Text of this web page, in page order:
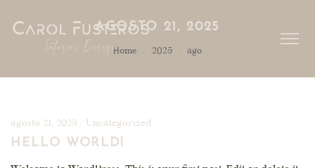
AGOSTO 21, 2025
Home 2025 ago
agosto 21, 2025 Uncategorized
HELLO WORLD!